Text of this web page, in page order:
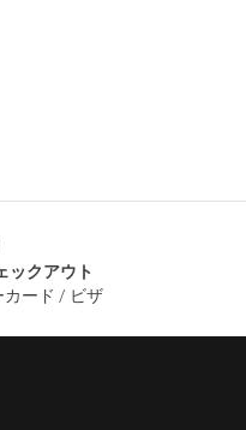
ックアウト
カード / ビザ